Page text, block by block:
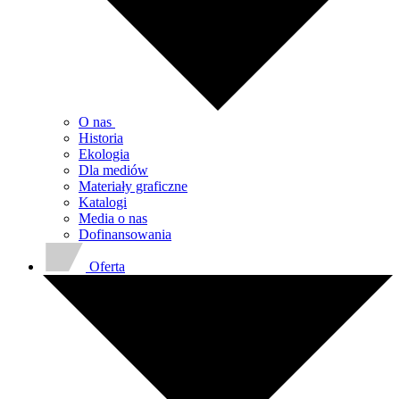
O nas
Historia
Ekologia
Dla mediów
Materiały graficzne
Katalogi
Media o nas
Dofinansowania
Oferta